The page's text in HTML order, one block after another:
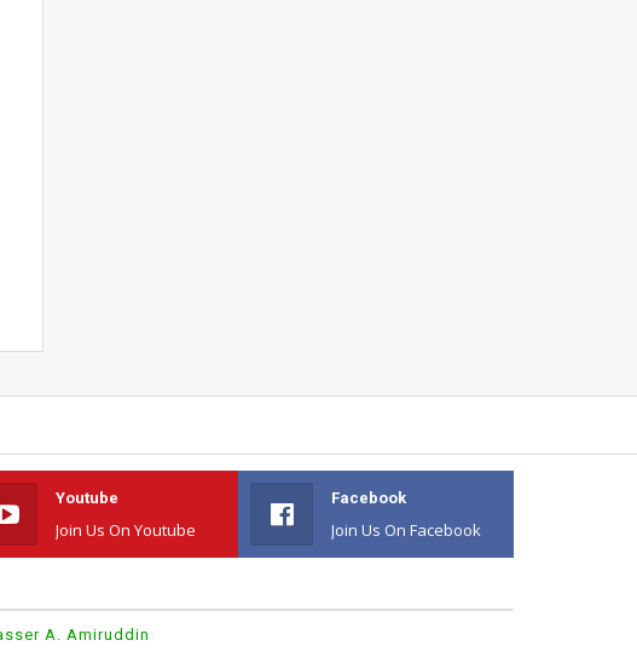
Youtube
Join Us On Youtube
Facebook
Join Us On Facebook
A. Amiruddin